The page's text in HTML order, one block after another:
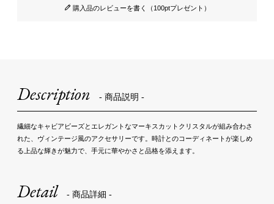
購入品のレビューを書く（100ptプレゼント）
Description - 商品説明 -
繊細なキャビアビーズとエレガントなマーキスカットクリスタルが組み合わさ
れた、ヴィンテージ風のアクセサリーです。時計とのコーディネートが楽しめ
る上品な輝きが魅力で、手元に華やかさと品格を添えます。
Detail - 商品詳細 -